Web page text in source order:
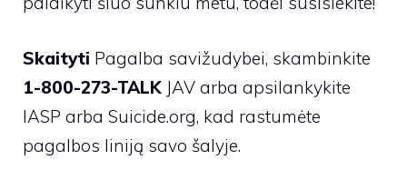
Skaityti Pagalba savižudybei, skambinkite
1-800-273-TALK JAV arba apsilankykite
IASP arba Suicide.org, kad rastumėte
pagalbos liniją savo šalyje.